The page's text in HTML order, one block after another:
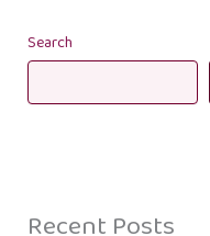
Search
Recent Posts